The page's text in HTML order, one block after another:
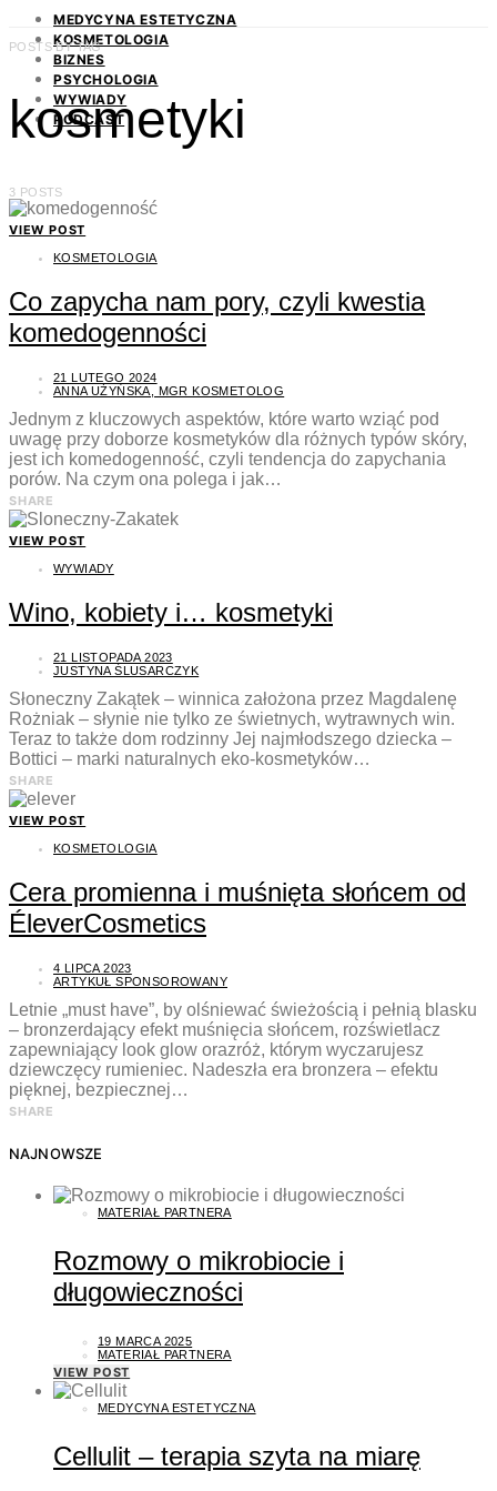
MEDYCYNA ESTETYCZNA
KOSMETOLOGIA
BIZNES
PSYCHOLOGIA
WYWIADY
PODCAST
POSTS BY TAG
kosmetyki
3 POSTS
VIEW POST
KOSMETOLOGIA
Co zapycha nam pory, czyli kwestia
komedogenności
21 LUTEGO 2024
ANNA UŻYŃSKA, MGR KOSMETOLOG
Jednym z kluczowych aspektów, które warto wziąć pod
uwagę przy doborze kosmetyków dla różnych typów skóry,
jest ich komedogenność, czyli tendencja do zapychania
porów. Na czym ona polega i jak…
SHARE
VIEW POST
WYWIADY
Wino, kobiety i… kosmetyki
21 LISTOPADA 2023
JUSTYNA ŚLUSARCZYK
Słoneczny Zakątek – winnica założona przez Magdalenę
Rożniak – słynie nie tylko ze świetnych, wytrawnych win.
Teraz to także dom rodzinny Jej najmłodszego dziecka –
Bottici – marki naturalnych eko-kosmetyków…
SHARE
VIEW POST
KOSMETOLOGIA
Cera promienna i muśnięta słońcem od
ÉleverCosmetics
4 LIPCA 2023
ARTYKUŁ SPONSOROWANY
Letnie „must have”, by olśniewać świeżością i pełnią blasku
– bronzerdający efekt muśnięcia słońcem, rozświetlacz
zapewniający look glow orazróż, którym wyczarujesz
dziewczęcy rumieniec. Nadeszła era bronzera – efektu
pięknej, bezpiecznej…
SHARE
NAJNOWSZE
MATERIAŁ PARTNERA
Rozmowy o mikrobiocie i
długowieczności
19 MARCA 2025
MATERIAŁ PARTNERA
VIEW POST
MEDYCYNA ESTETYCZNA
Cellulit – terapia szyta na miarę